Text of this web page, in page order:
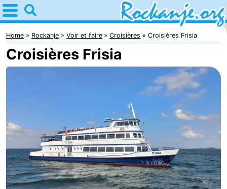
Home
Rockanje
Astuces
enfants
la
nuit
Appartements
Campings
Chambre
Home Rockanje Voir et faire Croisières Croisières Frisia
Croisières Frisia